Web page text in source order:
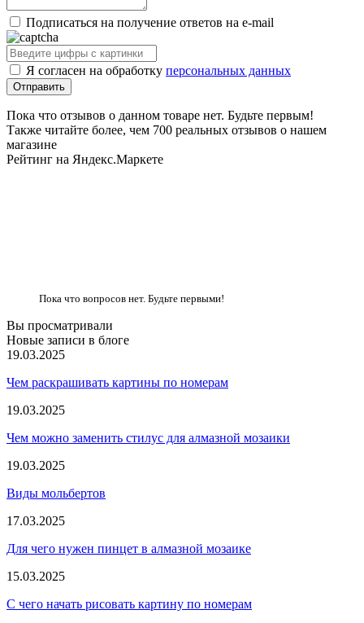
Подписаться на получение ответов на e-mail
Я согласен на обработку персональных данных
Пока что отзывов о данном товаре нет. Будьте первым!
Также читайте более, чем 700 реальных отзывов о нашем
магазине
Рейтинг на Яндекс.Маркете
Пока что вопросов нет. Будьте первыми!
Вы просматривали
Новые записи в блоге
19.03.2025
Чем раскрашивать картины по номерам
19.03.2025
Чем можно заменить стилус для алмазной мозаики
19.03.2025
Виды мольбертов
17.03.2025
Для чего нужен пинцет в алмазной мозаике
15.03.2025
С чего начать рисовать картину по номерам